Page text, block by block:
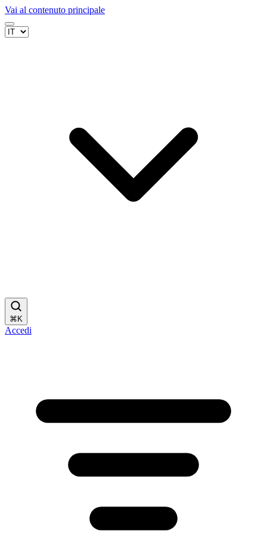
Vai al contenuto principale
⌘ K
Accedi